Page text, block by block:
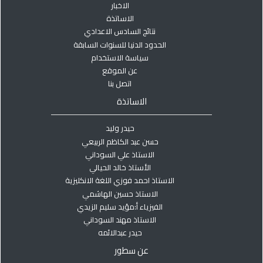
الاخبار
الاساتذة
نتائج السادس الاعدادي
الحدود الدنيا للسنوات السابقة
سياسة الاستخدام
عن الموقع
اتصل بنا
الاساتذة
حيدر وليد
حسن عبد الكاظم الربيعي
الاستاذ علي السوداني
الأستاذ خالد الحيالي
الاستاذ احمد فوزي اللغة الانكليزية
الاستاذ حسين الهاشمي
الفيزياء أ:مؤيد سليم الزيدي
الاستاذ مهند السوداني
حيدر عبدالائمه
عن سطور